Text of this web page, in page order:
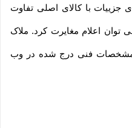
جزییات با کالای اصلی تفاوت
توان اعلام مغایرت کرد. ملاک
مشخصات فنی درج شده در وب